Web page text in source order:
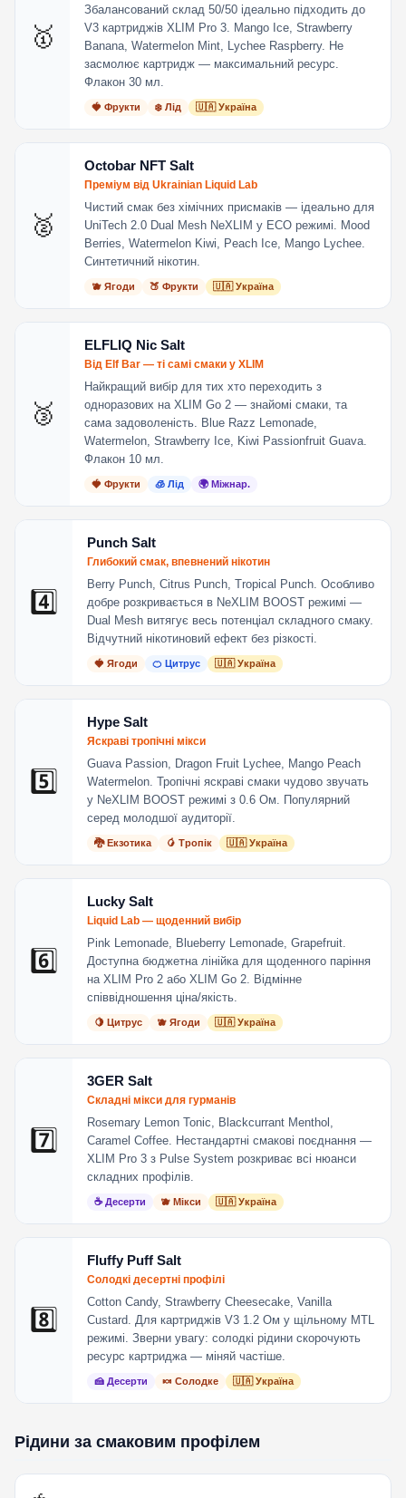
🥇
Збалансований склад 50/50 ідеально підходить до
V3 картриджів XLIM Pro 3. Mango Ice, Strawberry
Banana, Watermelon Mint, Lychee Raspberry. Не
засмолює картридж — максимальний ресурс.
Флакон 30 мл.
🍓 Фрукти ❄️ Лід 🇺🇦 Україна
🥈
Octobar NFT Salt
Преміум від Ukrainian Liquid Lab
Чистий смак без хімічних присмаків — ідеально для
UniTech 2.0 Dual Mesh NeXLIM у ECO режимі. Mood
Berries, Watermelon Kiwi, Peach Ice, Mango Lychee.
Синтетичний нікотин.
🫐 Ягоди 🍑 Фрукти 🇺🇦 Україна
🥉
ELFLIQ Nic Salt
Від Elf Bar — ті самі смаки у XLIM
Найкращий вибір для тих хто переходить з
одноразових на XLIM Go 2 — знайомі смаки, та
сама задоволеність. Blue Razz Lemonade,
Watermelon, Strawberry Ice, Kiwi Passionfruit Guava.
Флакон 10 мл.
🍓 Фрукти 🧊 Лід 🌍 Міжнар.
4️⃣
Punch Salt
Глибокий смак, впевнений нікотин
Berry Punch, Citrus Punch, Tropical Punch. Особливо
добре розкривається в NeXLIM BOOST режимі —
Dual Mesh витягує весь потенціал складного смаку.
Відчутний нікотиновий ефект без різкості.
🍓 Ягоди 🍊 Цитрус 🇺🇦 Україна
5️⃣
Hype Salt
Яскраві тропічні мікси
Guava Passion, Dragon Fruit Lychee, Mango Peach
Watermelon. Тропічні яскраві смаки чудово звучать
у NeXLIM BOOST режимі з 0.6 Ом. Популярний
серед молодшої аудиторії.
🐉 Екзотика 🥭 Тропік 🇺🇦 Україна
6️⃣
Lucky Salt
Liquid Lab — щоденний вибір
Pink Lemonade, Blueberry Lemonade, Grapefruit.
Доступна бюджетна лінійка для щоденного паріння
на XLIM Pro 2 або XLIM Go 2. Відмінне
співвідношення ціна/якість.
🍋 Цитрус 🫐 Ягоди 🇺🇦 Україна
7️⃣
3GER Salt
Складні мікси для гурманів
Rosemary Lemon Tonic, Blackcurrant Menthol,
Caramel Coffee. Нестандартні смакові поєднання —
XLIM Pro 3 з Pulse System розкриває всі нюанси
складних профілів.
☕ Десерти 🫐 Мікси 🇺🇦 Україна
8️⃣
Fluffy Puff Salt
Солодкі десертні профілі
Cotton Candy, Strawberry Cheesecake, Vanilla
Custard. Для картриджів V3 1.2 Ом у щільному MTL
режимі. Зверни увагу: солодкі рідини скорочують
ресурс картриджа — міняй частіше.
🍰 Десерти 🍬 Солодке 🇺🇦 Україна
Рідини за смаковим профілем